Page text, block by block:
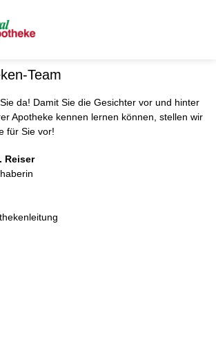
Team
da! Damit Sie die Gesichter vor und hinter
Apotheke kennen lernen können, stellen wir
für Sie vor!
Reiser